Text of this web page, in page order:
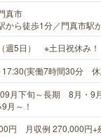
真市
から徒歩1分／門真市駅
週5日） ※土日祝休み！
17:30(実働7時間30分 休
月下旬～長期 8月・9
月～！
円 月収例 270,000円+